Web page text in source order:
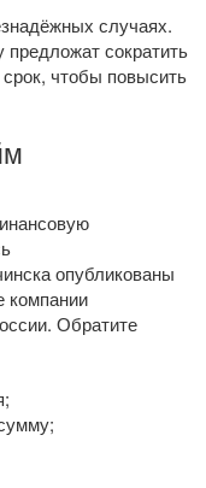
случаях.
предложат сократить
чтобы повысить
опубликованы
компании
Обратите